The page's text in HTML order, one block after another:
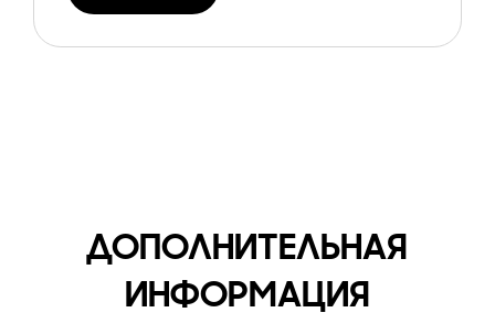
ДОПОЛНИТЕЛЬНАЯ
ИНФОРМАЦИЯ